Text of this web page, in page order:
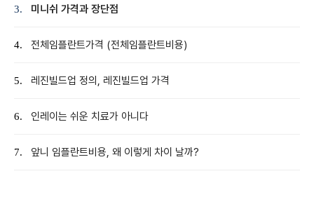
3. 미니쉬 가격과 장단점
4. 전체임플란트가격 (전체임플란트비용)
5. 레진빌드업 정의, 레진빌드업 가격
6. 인레이는 쉬운 치료가 아니다
7. 앞니 임플란트비용, 왜 이렇게 차이 날까?